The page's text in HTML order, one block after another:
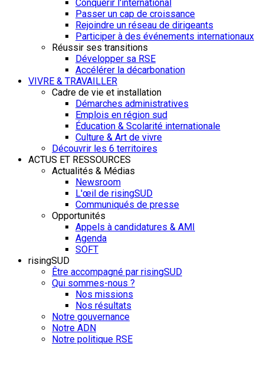
Conquérir l'international
Passer un cap de croissance
Rejoindre un réseau de dirigeants
Participer à des événements internationaux
Réussir ses transitions
Développer sa RSE
Accélérer la décarbonation
VIVRE & TRAVAILLER
Cadre de vie et installation
Démarches administratives
Emplois en région sud
Éducation & Scolarité internationale
Culture & Art de vivre
Découvrir les 6 territoires
ACTUS ET RESSOURCES
Actualités & Médias
Newsroom
L'œil de risingSUD
Communiqués de presse
Opportunités
Appels à candidatures & AMI
Agenda
SOFT
risingSUD
Être accompagné par risingSUD
Qui sommes-nous ?
Nos missions
Nos résultats
Notre gouvernance
Notre ADN
Notre politique RSE